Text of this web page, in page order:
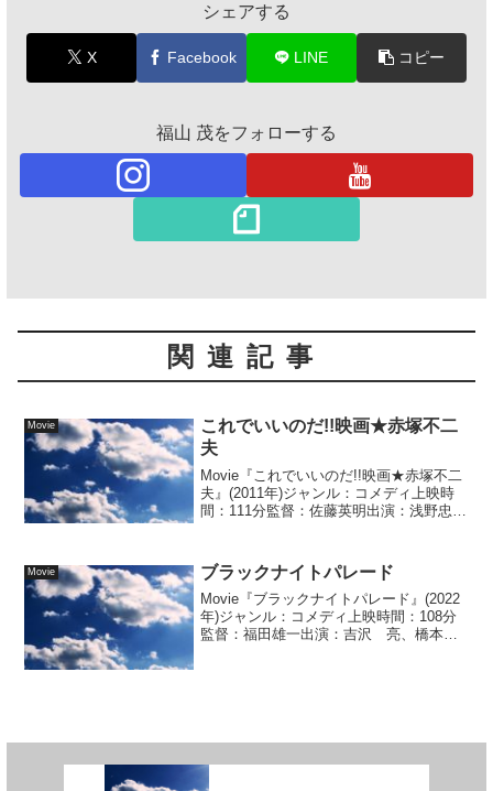
シェアする
X Facebook LINE コピー
福山 茂をフォローする
関連記事
Movie
これでいいのだ!!映画★赤塚不二
夫
Movie『これでいいのだ!!映画★赤塚不二
夫』(2011年)ジャンル：コメディ上映時
間：111分監督：佐藤英明出演：浅野忠
Movie ブラックナイトパレード
Movie『ブラックナイトパレード』(2022
年)ジャンル：コメディ上映時間：108分
監督：福田雄一出演：吉沢 亮、橋本環